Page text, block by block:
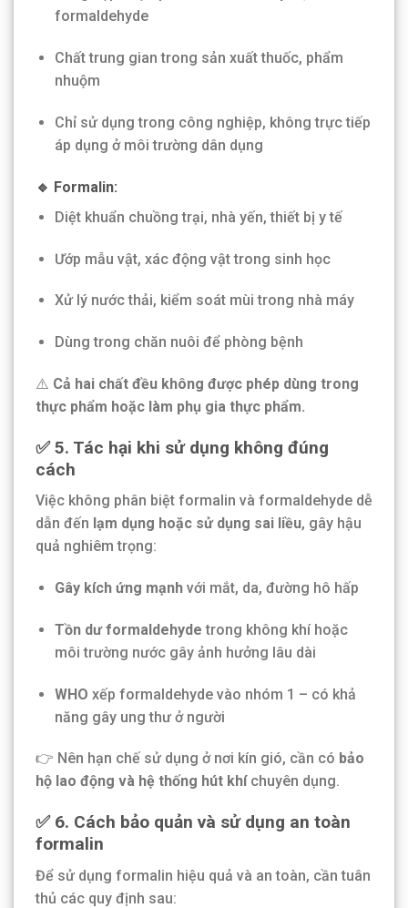
formaldehyde
Chất trung gian trong sản xuất thuốc, phẩm
nhuộm
Chỉ sử dụng trong công nghiệp, không trực tiếp
áp dụng ở môi trường dân dụng
🔹 Formalin:
Diệt khuẩn chuồng trại, nhà yến, thiết bị y tế
Ướp mẫu vật, xác động vật trong sinh học
Xử lý nước thải, kiểm soát mùi trong nhà máy
Dùng trong chăn nuôi để phòng bệnh
⚠️ Cả hai chất đều không được phép dùng trong
thực phẩm hoặc làm phụ gia thực phẩm.
✅ 5. Tác hại khi sử dụng không đúng
cách
Việc không phân biệt formalin và formaldehyde dễ
dẫn đến lạm dụng hoặc sử dụng sai liều, gây hậu
quả nghiêm trọng:
Gây kích ứng mạnhvới mắt, da, đường hô hấp
Tồn dư formaldehyde trong không khí hoặc
môi trường nước gây ảnh hưởng lâu dài
WHO xếp formaldehyde vào nhóm 1 – có khả
năng gây ung thư ở người
👉 Nên hạn chế sử dụng ở nơi kín gió, cần có bảo
hộ lao động và hệ thống hút khíchuyên dụng.
✅ 6. Cách bảo quản và sử dụng an toàn
formalin
Để sử dụng formalin hiệu quả và an toàn, cần tuân
thủ các quy định sau: